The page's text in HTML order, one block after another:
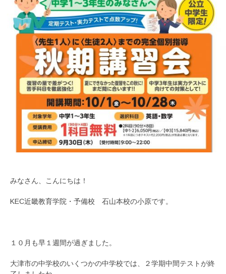
みなさん、こんにちは！
KEC近畿教育学院・予備校 石山本校の小原です。
１０月も早１週間が過ぎました。
大津市の中学校のいくつかの中学校では、２学期中間テストが終